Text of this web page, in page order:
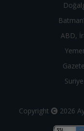
ABD,
Copyright 2026